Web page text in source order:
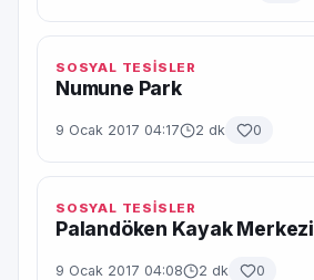
SOSYAL TESİSLER
Numune Park
9 Ocak 2017 04:17 2 dk 0
SOSYAL TESİSLER
Palandöken Kayak Merkezi
9 Ocak 2017 04:08 2 dk 0